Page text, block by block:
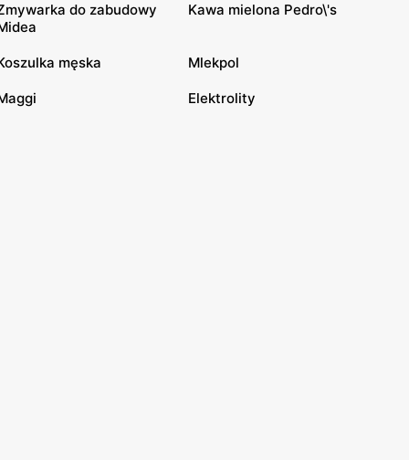
do zabudowy
Kawa mielona Pedro\'s
męska Mlekpol
Elektrolity